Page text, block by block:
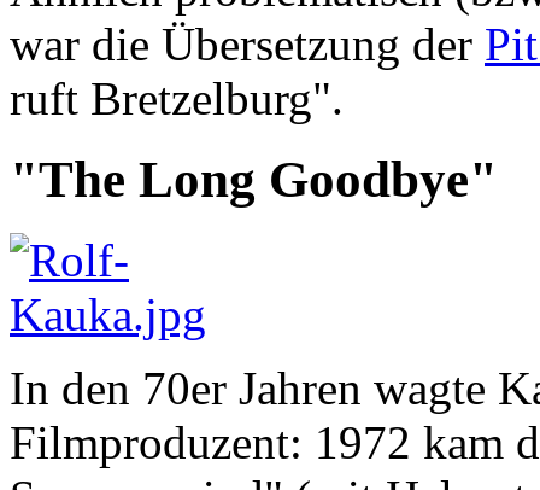
war die Übersetzung der
ruft Bretzelburg".
"The Long Goodbye"
In den 70er Jahren wagte
Filmproduzent: 1972 kam